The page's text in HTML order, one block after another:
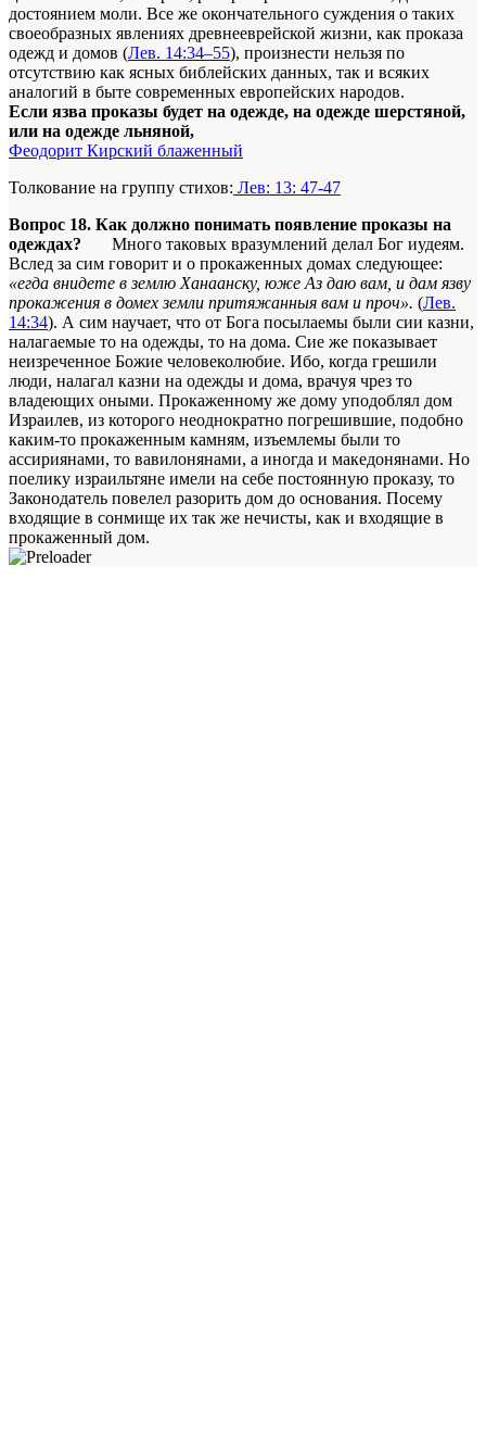
достоянием моли. Все же окончательного суждения о таких
своеобразных явлениях древнееврейской жизни, как проказа
одежд и домов (Лев. 14:34–55), произнести нельзя по
отсутствию как ясных библейских данных, так и всяких
аналогий в быте современных европейских народов.
Если язва проказы будет на одежде, на одежде шерстяной,
или на одежде льняной,
Феодорит Кирский блаженный
Толкование на группу стихов: Лев: 13: 47-47
Вопрос 18. Как должно понимать появление проказы на
одеждах? Много таковых вразумлений делал Бог иудеям.
Вслед за сим говорит и о прокаженных домах следующее:
«егда внидете в землю Ханаанску, юже Аз даю вам, и дам язву
прокажения в домех земли притяжанныя вам и проч». (Лев.
14:34). А сим научает, что от Бога посылаемы были сии казни,
налагаемые то на одежды, то на дома. Сие же показывает
неизреченное Божие человеколюбие. Ибо, когда грешили
люди, налагал казни на одежды и дома, врачуя чрез то
владеющих оными. Прокаженному же дому уподоблял дом
Израилев, из которого неоднократно погрешившие, подобно
каким-то прокаженным камням, изъемлемы были то
ассириянами, то вавилонянами, а иногда и македонянами. Но
поелику израильтяне имели на себе постоянную проказу, то
Законодатель повелел разорить дом до основания. Посему
входящие в сонмище их так же нечисты, как и входящие в
прокаженный дом.